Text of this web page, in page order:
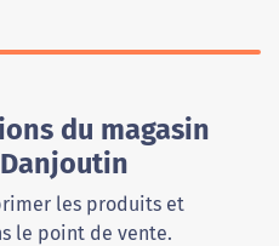
du magasin
Danjoutin
les produits et
le point de vente.